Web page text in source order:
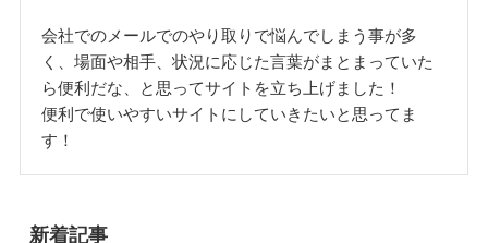
会社でのメールでのやり取りで悩んでしまう事が多
く、場面や相手、状況に応じた言葉がまとまっていた
ら便利だな、と思ってサイトを立ち上げました！
便利で使いやすいサイトにしていきたいと思ってま
す！
新着記事